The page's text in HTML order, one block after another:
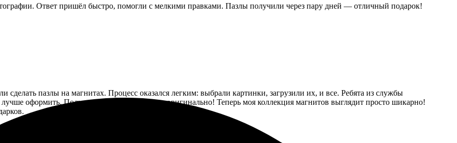
Ответ пришёл быстро, помогли с мелкими правками. Пазлы получили через пару дней — отличный подарок!
пазлы на магнитах. Процесс оказался легким: выбрали картинки, загрузили их, и все. Ребята из службы
оформить. Получилось очень стильно и оригинально! Теперь моя коллекция магнитов выглядит просто шикарно!